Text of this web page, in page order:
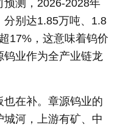
预测，2026-2028年
别达1.85万吨、1.8
17%，这意味着钨价
钨业作为全产业链龙
也在补。章源钨业的
河，上游有矿、中